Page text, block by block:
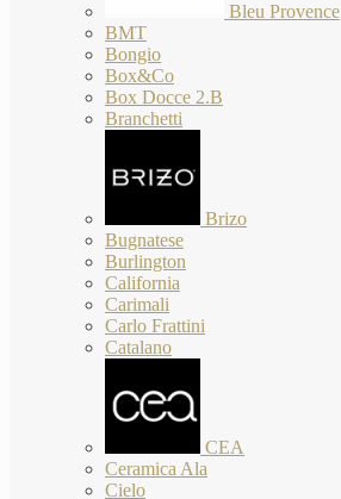
Bleu Provence
BMT
Bongio
Box&Co
Box Docce 2.B
Branchetti
Brizo
Bugnatese
Burlington
California
Carimali
Carlo Frattini
Catalano
CEA
Ceramica Ala
Cielo